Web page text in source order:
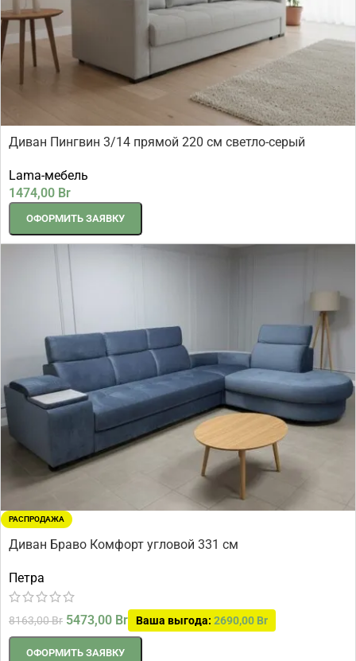
Диван Пингвин 3/14 прямой 220 см светло-серый
Lama-мебель
1474,00 Br
ОФОРМИТЬ ЗАЯВКУ
РАСПРОДАЖА
Диван Браво Комфорт угловой 331 см
Петра
8163,00Br 5473,00 Br Ваша выгода: 2690,00 Br
ОФОРМИТЬ ЗАЯВКУ